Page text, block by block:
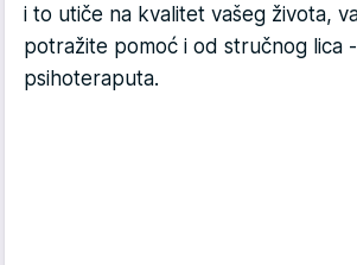
i to utiče na kvalitet vašeg života,
potražite pomoć i od stručnog lica
psihoteraputa.